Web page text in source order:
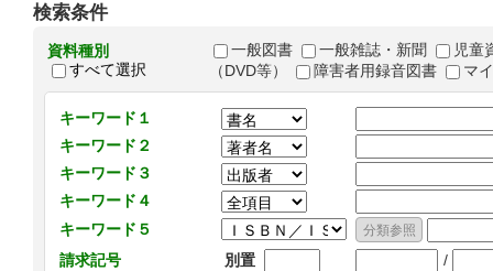
検索条件
資料種別
すべて選択
一般図書 一般雑誌・新聞
児童
（DVD等）
障害者用録音図書 マ
キーワード１
キーワード２
キーワード３
キーワード４
キーワード５
請求記号
別置 /